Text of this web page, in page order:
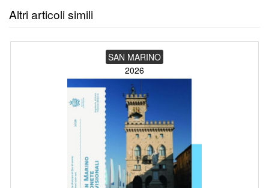
Altri articoli simili
SAN MARINO
2026